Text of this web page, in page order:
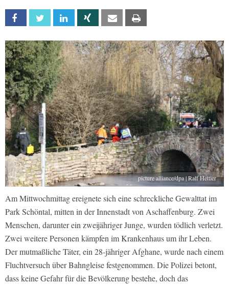
Facebook Twitter Linkedin Xing Email
picture alliance/dpa | Ralf Hettler
Am Mittwochmittag ereignete sich eine schreckliche Gewalttat im
Park Schöntal, mitten in der Innenstadt von Aschaffenburg. Zwei
Menschen, darunter ein zweijähriger Junge, wurden tödlich verletzt.
Zwei weitere Personen kämpfen im Krankenhaus um ihr Leben.
Der mutmaßliche Täter, ein 28-jähriger Afghane, wurde nach einem
Fluchtversuch über Bahngleise festgenommen. Die Polizei betont,
dass keine Gefahr für die Bevölkerung bestehe, doch das